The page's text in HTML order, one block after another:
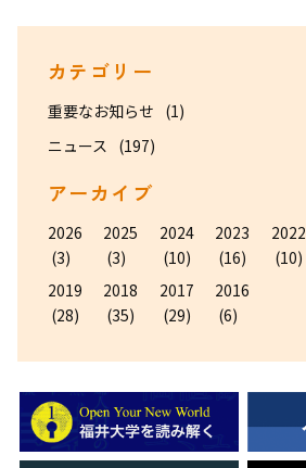
カテゴリー
重要なお知らせ (1)
ニュース
(197)
アーカイブ
2026
(3)
2025
(3)
2024
(10)
2023
(16)
2022
(10)
2019
(28)
2018
(35)
2017
(29)
2016
(6)